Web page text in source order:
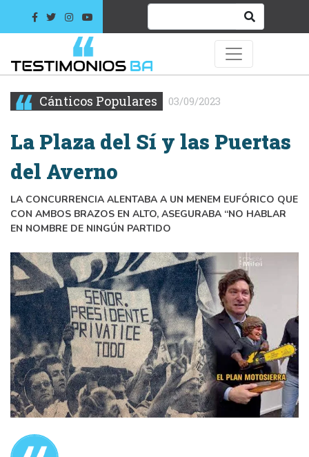
Cánticos Populares 03/09/2023
La Plaza del Sí y las Puertas
del Averno
LA CONCURRENCIA ALENTABA A UN MENEM EUFÓRICO QUE
CON AMBOS BRAZOS EN ALTO, ASEGURABA “NO HABLAR
EN NOMBRE DE NINGÚN PARTIDO